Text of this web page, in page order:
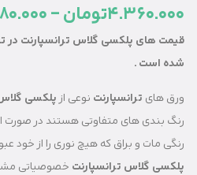
تومان–
7.480.000
.
ترانسپارنتنوعی ازپلکسی گلاسهای
های متفاوتی هستند در صورت اینکه بر
و براق که هیچ نوری را از خود عبور نمی
ترانسپارنتخصوصیاتی مشابه با